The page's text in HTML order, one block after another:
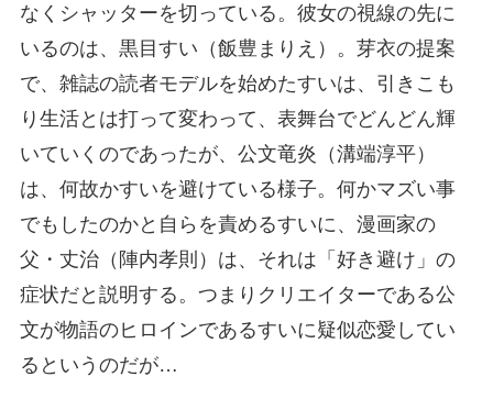
なくシャッターを切っている。彼女の視線の先に
いるのは、黒目すい（飯豊まりえ）。芽衣の提案
で、雑誌の読者モデルを始めたすいは、引きこも
り生活とは打って変わって、表舞台でどんどん輝
いていくのであったが、公文竜炎（溝端淳平）
は、何故かすいを避けている様子。何かマズい事
でもしたのかと自らを責めるすいに、漫画家の
父・丈治（陣内孝則）は、それは「好き避け」の
症状だと説明する。つまりクリエイターである公
文が物語のヒロインであるすいに疑似恋愛してい
るというのだが…